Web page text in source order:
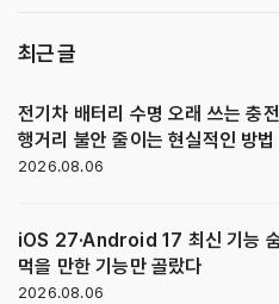
최근 글
전기차 배터리 수명 오래 쓰는 충
행거리 불안 줄이는 현실적인 방법
2026.08.06
iOS 27·Android 17 최신 기능
먹을 만한 기능만 골랐다
2026.08.06